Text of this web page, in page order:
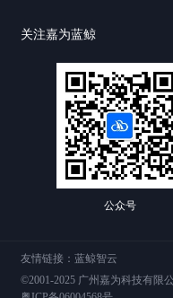
关注嘉为蓝鲸
公众号
友情链接：蓝鲸智云
©2001-2025 广州嘉为科技有限